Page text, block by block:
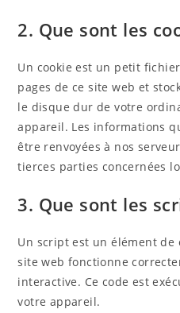
2. Que sont les
Un cookie est un petit
pages de ce site web et
le disque dur de votre
appareil. Les informations
être renvoyées à nos
tierces parties concernées
3. Que sont les
Un script est un élément
site web fonctionne
interactive. Ce code est
votre appareil.